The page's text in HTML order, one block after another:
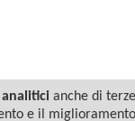
anche di terze
e il miglioramento